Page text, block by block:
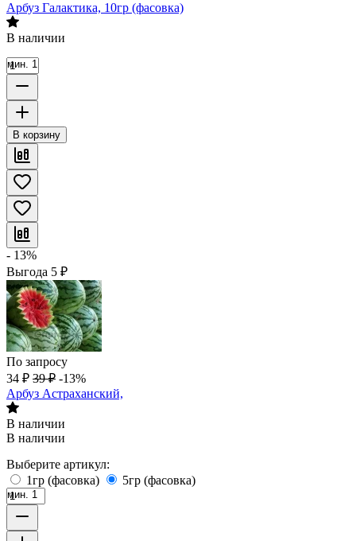
Арбуз Галактика, 10гр (фасовка)
В наличии
мин. 1
В корзину
- 13%
Выгода 5 ₽
По запросу
34 ₽ 39 ₽ -13%
Арбуз Астраханский,
В наличии
В наличии
Выберите артикул:
1гр (фасовка)
5гр (фасовка)
мин. 1